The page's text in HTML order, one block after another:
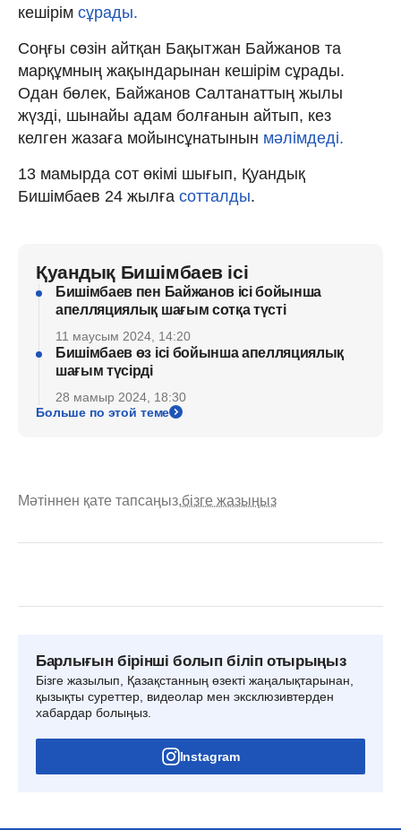
кешірім сұрады.
Соңғы сөзін айтқан Бақытжан Байжанов та
марқұмның жақындарынан кешірім сұрады.
Одан бөлек, Байжанов Салтанаттың жылы
жүзді, шынайы адам болғанын айтып, кез
келген жазаға мойынсұнатынын мәлімдеді.
13 мамырда сот өкімі шығып, Қуандық
Бишімбаев 24 жылға сотталды.
Қуандық Бишімбаев ісі
Бишімбаев пен Байжанов ісі бойынша
апелляциялық шағым сотқа түсті
11 маусым 2024, 14:20
Бишімбаев өз ісі бойынша апелляциялық
шағым түсірді
28 мамыр 2024, 18:30
Больше по этой теме
Мәтіннен қате тапсаңыз,бізге жазыңыз
Барлығын бірінші болып біліп отырыңыз
Бізге жазылып, Қазақстанның өзекті жаңалықтарынан,
қызықты суреттер, видеолар мен эксклюзивтерден
хабардар болыңыз.
Instagram